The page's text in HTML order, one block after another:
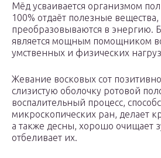
Мёд усваивается организмом
100% отдаёт полезные
преобразовываются в энергию.
является мощным помощником
умственных и физических
Жевание восковых сот
слизистую оболочку ротовой
воспалительный процесс,
микроскопических ран, делает
а также десны, хорошо очищает
отбеливает их.